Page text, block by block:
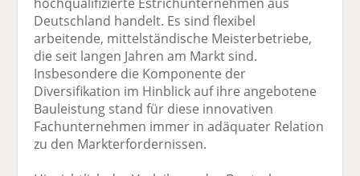
Deutschland handelt. Es sind flexibel
arbeitende, mittelständische Meisterbetriebe,
die seit langen Jahren am Markt sind.
Insbesondere die Komponente der
Diversifikation im Hinblick auf ihre angebotene
Bauleistung stand für diese innovativen
Fachunternehmen immer in adäquater Relation
zu den Markterfordernissen.